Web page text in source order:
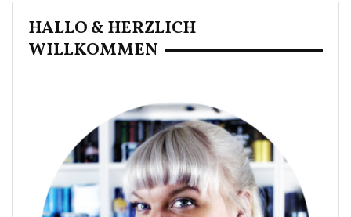
HALLO & HERZLICH
WILLKOMMEN